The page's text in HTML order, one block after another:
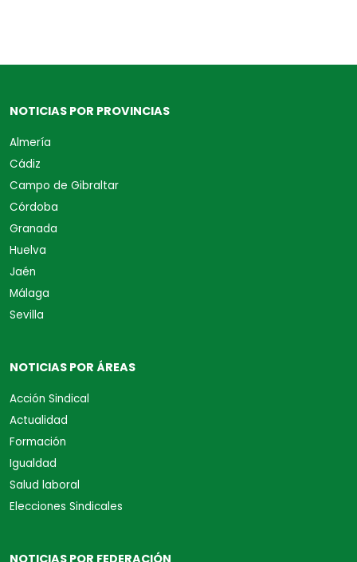
NOTICIAS POR PROVINCIAS
Almería
Cádiz
Campo de Gibraltar
Córdoba
Granada
Huelva
Jaén
Málaga
Sevilla
NOTICIAS POR ÁREAS
Acción Sindical
Actualidad
Formación
Igualdad
Salud laboral
Elecciones Sindicales